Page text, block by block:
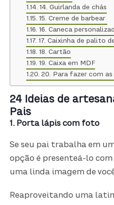
14. Guirlanda de chás
15. Creme de barbear
16. Caneca
17. Caixinha de palito
18. Cartão
19. Caixa em MDF
20. Para fazer com as
24 Ideias de
Pais
1. Porta lápis com foto
Se seu pai trabalha em
opção é presenteá-lo
uma linda imagem de
Reaproveitando uma